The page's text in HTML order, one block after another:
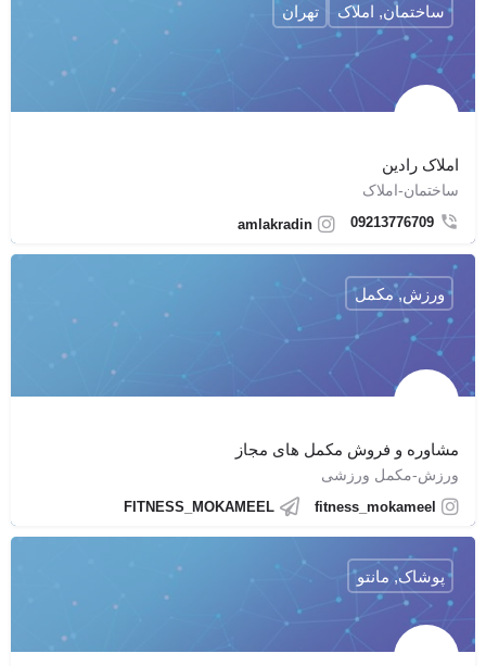
املاک رادین
ساختمان-املاک
09213776709
amlakradin
ساختمان, املاک تهران
مشاوره و فروش مکمل های مجاز
ورزش-مکمل ورزشی
fitness_mokameel
FITNESS_MOKAMEEL
ورزش, مکمل
پوشاک, مانتو